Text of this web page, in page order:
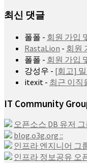
최신 댓글
폴폴 - 회원 가입
RastaLion - 회원
폴폴 - 회원 가입
강성우 - [회고]
itexit - 최근 이직
IT Community
오픈소스 DB 유저
blog.o3g.org ::
인프라 엔지니어 그
인프라 정보공유 오